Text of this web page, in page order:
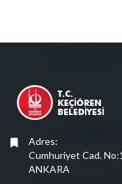
Adres:
Cumhuriyet Cad.
ANKARA